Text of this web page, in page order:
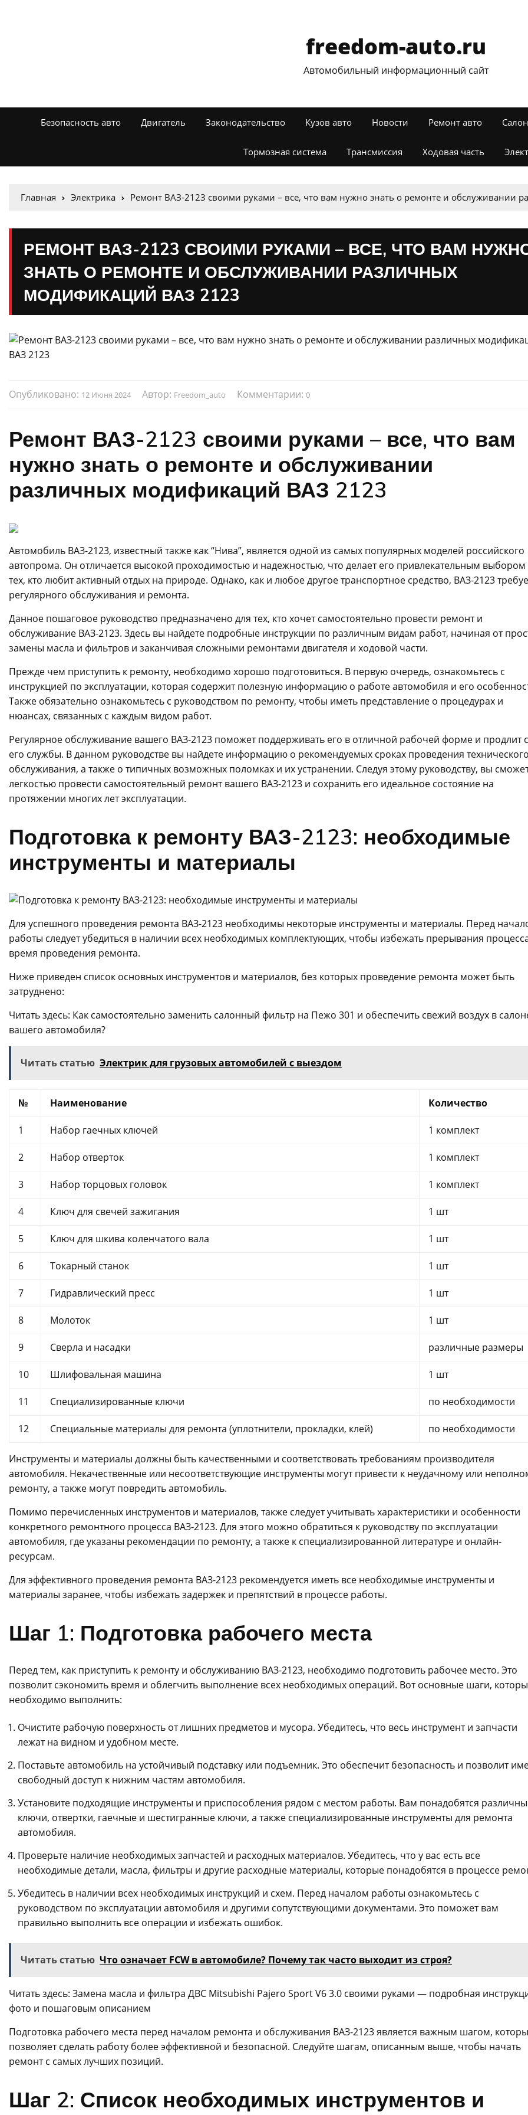
freedom-auto.ru
Автомобильный информационный сайт
Безопасность авто Двигатель Законодательство Кузов авто Новости Ремонт авто
Тормозная система Трансмиссия Ходовая часть
Главная Электрика Ремонт ВАЗ-2123 своими руками – все, что вам нужно знать о ремонте и обслуживании
РЕМОНТ ВАЗ-2123 СВОИМИ РУКАМИ – ВСЕ, ЧТО ВАМ
ЗНАТЬ О РЕМОНТЕ И ОБСЛУЖИВАНИИ РАЗЛИЧНЫХ
МОДИФИКАЦИЙ ВАЗ 2123
Опубликовано: 12 Июня 2024 Автор: Freedom_auto Комментарии: 0
Ремонт ВАЗ-2123 своими руками – все, что вам
нужно знать о ремонте и обслуживании
различных модификаций ВАЗ 2123
Автомобиль ВАЗ-2123, известный также как “Нива”, является одной из самых популярных моделей российского
автопрома. Он отличается высокой проходимостью и надежностью, что делает его привлекательным выбором
тех, кто любит активный отдых на природе. Однако, как и любое другое транспортное средство, ВАЗ-2123
регулярного обслуживания и ремонта.
Данное пошаговое руководство предназначено для тех, кто хочет самостоятельно провести ремонт и
обслуживание ВАЗ-2123. Здесь вы найдете подробные инструкции по различным видам работ, начиная от
замены масла и фильтров и заканчивая сложными ремонтами двигателя и ходовой части.
Прежде чем приступить к ремонту, необходимо хорошо подготовиться. В первую очередь, ознакомьтесь с
инструкцией по эксплуатации, которая содержит полезную информацию о работе автомобиля и его
Также обязательно ознакомьтесь с руководством по ремонту, чтобы иметь представление о процедурах и
нюансах, связанных с каждым видом работ.
Регулярное обслуживание вашего ВАЗ-2123 поможет поддерживать его в отличной рабочей форме и продлит
его службы. В данном руководстве вы найдете информацию о рекомендуемых сроках проведения
обслуживания, а также о типичных возможных поломках и их устранении. Следуя этому руководству, вы
легкостью провести самостоятельный ремонт вашего ВАЗ-2123 и сохранить его идеальное состояние на
протяжении многих лет эксплуатации.
Подготовка к ремонту ВАЗ-2123: необходимые
инструменты и материалы
Для успешного проведения ремонта ВАЗ-2123 необходимы некоторые инструменты и материалы. Перед
работы следует убедиться в наличии всех необходимых комплектующих, чтобы избежать прерывания
время проведения ремонта.
Ниже приведен список основных инструментов и материалов, без которых проведение ремонта может быть
затруднено:
Читать здесь: Как самостоятельно заменить салонный фильтр на Пежо 301 и обеспечить свежий воздух в
вашего автомобиля?
Читать статью Электрик для грузовых автомобилей с выездом
№ Наименование Количество
1 Набор гаечных ключей 1 комплект
2 Набор отверток 1 комплект
3 Набор торцовых головок 1 комплект
4 Ключ для свечей зажигания 1 шт
5 Ключ для шкива коленчатого вала 1 шт
6 Токарный станок 1 шт
7 Гидравлический пресс 1 шт
8 Молоток 1 шт
9 Сверла и насадки различные размеры
10 Шлифовальная машина 1 шт
11 Специализированные ключи по необходимости
12 Специальные материалы для ремонта (уплотнители, прокладки, клей) по необходимости
Инструменты и материалы должны быть качественными и соответствовать требованиям производителя
автомобиля. Некачественные или несоответствующие инструменты могут привести к неудачному или
ремонту, а также могут повредить автомобиль.
Помимо перечисленных инструментов и материалов, также следует учитывать характеристики и особенности
конкретного ремонтного процесса ВАЗ-2123. Для этого можно обратиться к руководству по эксплуатации
автомобиля, где указаны рекомендации по ремонту, а также к специализированной литературе и онлайн-
ресурсам.
Для эффективного проведения ремонта ВАЗ-2123 рекомендуется иметь все необходимые инструменты и
материалы заранее, чтобы избежать задержек и препятствий в процессе работы.
Шаг 1: Подготовка рабочего места
Перед тем, как приступить к ремонту и обслуживанию ВАЗ-2123, необходимо подготовить рабочее место. Это
позволит сэкономить время и облегчить выполнение всех необходимых операций. Вот основные шаги,
необходимо выполнить:
Очистите рабочую поверхность от лишних предметов и мусора. Убедитесь, что весь инструмент и запчасти
лежат на видном и удобном месте.
Поставьте автомобиль на устойчивый подставку или подъемник. Это обеспечит безопасность и позволит
свободный доступ к нижним частям автомобиля.
Установите подходящие инструменты и приспособления рядом с местом работы. Вам понадобятся
ключи, отвертки, гаечные и шестигранные ключи, а также специализированные инструменты для ремонта
автомобиля.
Проверьте наличие необходимых запчастей и расходных материалов. Убедитесь, что у вас есть все
необходимые детали, масла, фильтры и другие расходные материалы, которые понадобятся в процессе
Убедитесь в наличии всех необходимых инструкций и схем. Перед началом работы ознакомьтесь с
руководством по эксплуатации автомобиля и другими сопутствующими документами. Это поможет вам
правильно выполнить все операции и избежать ошибок.
Читать статью Что означает FCW в автомобиле? Почему так часто выходит из строя?
Читать здесь: Замена масла и фильтра ДВС Mitsubishi Pajero Sport V6 3.0 своими руками — подробная
фото и пошаговым описанием
Подготовка рабочего места перед началом ремонта и обслуживания ВАЗ-2123 является важным шагом,
позволяет сделать работу более эффективной и безопасной. Следуйте шагам, описанным выше, чтобы начать
ремонт с самых лучших позиций.
Шаг 2: Список необходимых инструментов и